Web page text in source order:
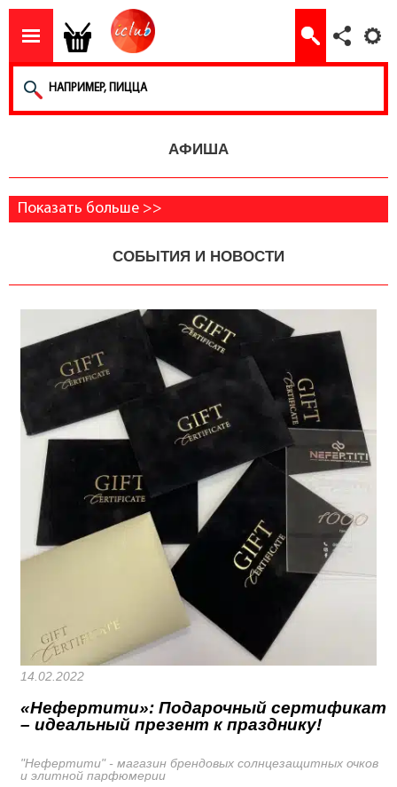
АФИША
Показать больше >>
СОБЫТИЯ И НОВОСТИ
14.02.2022
«Нефертити»: Подарочный сертификат
– идеальный презент к празднику!
"Нефертити" - магазин брендовых солнцезащитных очков
и элитной парфюмерии